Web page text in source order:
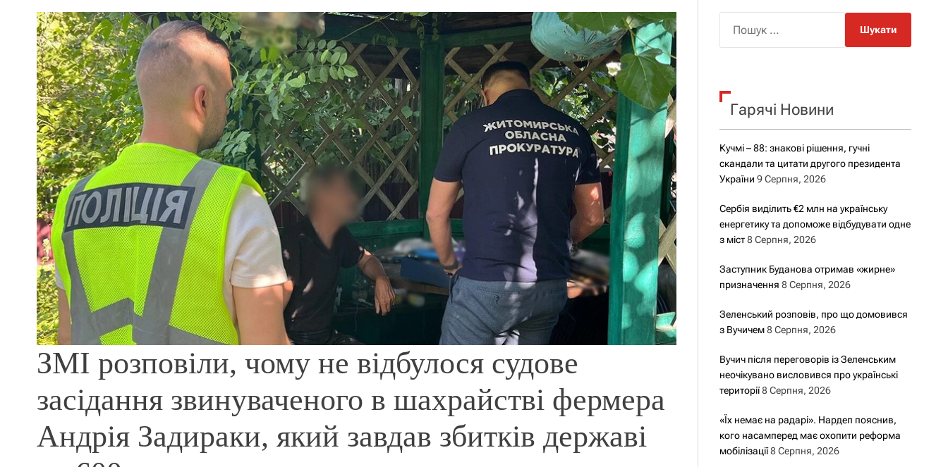
р
о
у
ЗМІ розповіли, чому не відбулося судове
засідання звинуваченого в шахрайстві фермера
Андрія Задираки, який завдав збитків державі
к
Гарячі Новини
Кучмі – 88: знакові рішення, гучні
скандали та цитати другого президента
України 9 Серпня, 2026
Сербія виділить €2 млн на українську
енергетику та допоможе відбудувати одне
з міст 8 Серпня, 2026
Заступник Буданова отримав «жирне»
призначення 8 Серпня, 2026
Зеленський розповів, про що домовився
з Вучичем 8 Серпня, 2026
Вучич після переговорів із Зеленським
неочікувано висловився про українські
території 8 Серпня, 2026
«Їх немає на радарі». Нардеп пояснив,
кого насамперед має охопити реформа
мобілізації 8 Серпня, 2026